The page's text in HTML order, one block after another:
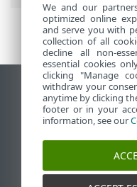
Ver site para
End of Life
Base de
ESET Status Portal
Suporte regional
We and our
optimized online
and serve you with
collection of all
decline all non-
essential cookies
clicking "Manage
withdraw your
anytime by clicking
footer or in your
information, see our